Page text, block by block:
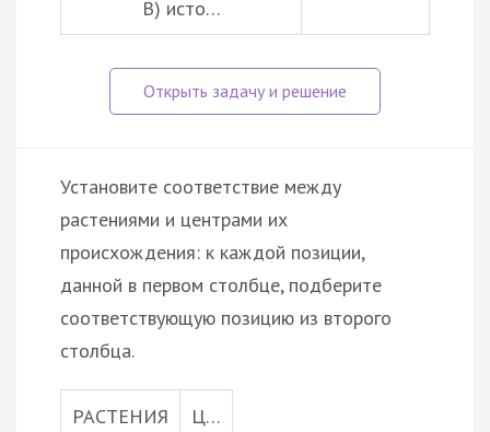
В) исто…
Установите соответствие между
растениями и центрами их
происхождения: к каждой позиции,
данной в первом столбце, подберите
соответствующую позицию из второго
столбца.
РАСТЕНИЯ Ц…